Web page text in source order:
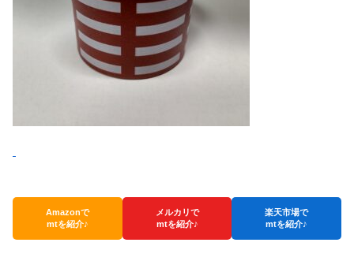
Amazonで
mtを紹介♪
メルカリで
mtを紹介♪
楽天市場で
mtを紹介♪